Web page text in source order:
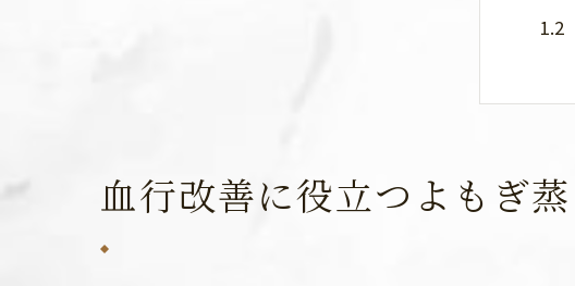
モ
血行改善に役立つよもぎ